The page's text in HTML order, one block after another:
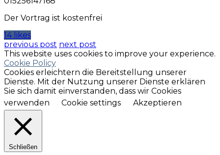
Der Vortrag ist kostenfrei
14 likes
previous post next post
This website uses cookies to improve your experience.
Cookie Policy
Cookies erleichtern die Bereitstellung unserer
Dienste. Mit der Nutzung unserer Dienste erklären
Sie sich damit einverstanden, dass wir Cookies
verwenden
Cookie settings Akzeptieren
Schließen